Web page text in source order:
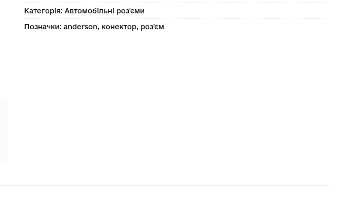
Категорія: Автомобільні роз'єми
Позначки: anderson, конектор, роз'єм